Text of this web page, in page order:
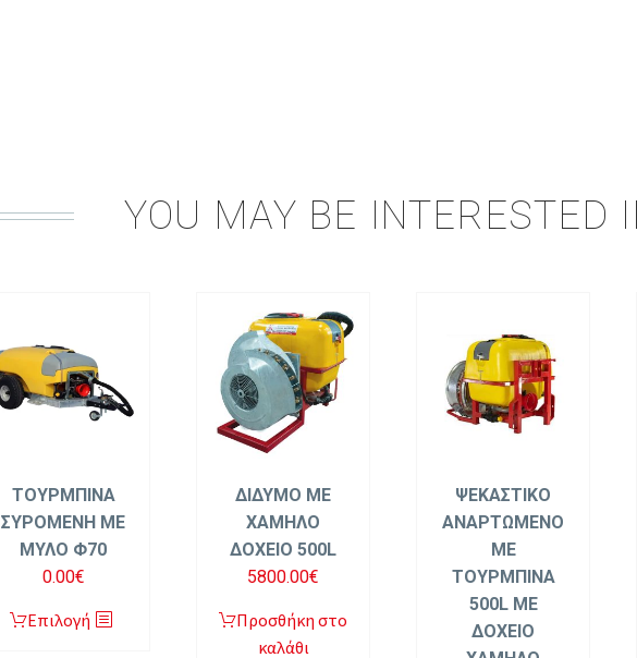
YOU MAY BE INTERESTED
ΤΟΥΡΜΠΙΝΑ
ΣΥΡΟΜΕΝΗ ΜΕ
ΜΥΛΟ Φ70
0.00€
Επιλογή
Αυτό
ΔΙΔΥΜΟ ΜΕ
ΧΑΜΗΛΟ
ΔΟΧΕΙΟ 500L
5800.00€
Προσθήκη στο
καλάθι
ΨΕΚΑΣΤΙΚΟ
ΑΝΑΡΤΩΜΕΝΟ
ΜΕ
ΤΟΥΡΜΠΙΝΑ
500L ΜΕ
ΔΟΧΕΙΟ